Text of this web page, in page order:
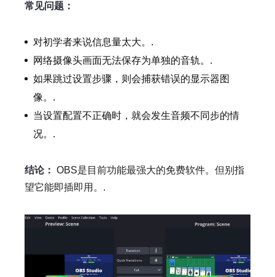
常见问题：
对初学者来说信息量太大。.
网络摄像头画面无法保存为单独的音轨。.
如果跳过设置步骤，则会捕获错误的显示器图
像。.
当设置配置不正确时，就会发生音频不同步的情
况。.
结论： OBS是目前功能最强大的免费软件。但别指
望它能即插即用。.